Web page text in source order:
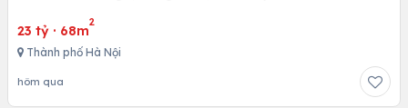
23 tỷ · 68m
2
Thành phố Hà Nội
hôm qua